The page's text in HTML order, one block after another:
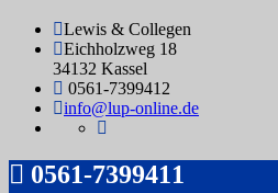
Lewis & Collegen
Eichholzweg 18
34132 Kassel
0561-7399412
info@lup-online.de
0561-7399411